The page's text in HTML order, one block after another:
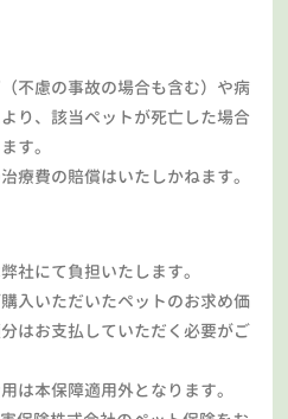
不慮の事故の場合も含む）や病
り、該当ペットが死亡した場合
す。
療費の賠償はいたしかねます。
社にて負担いたします。
入いただいたペットのお求め価
はお支払していただく必要がご
は本保障適用外となります。